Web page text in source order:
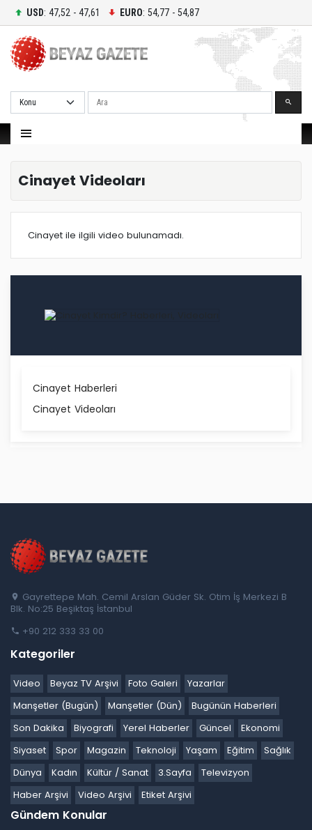
USD: 47,52 - 47,61 EURO: 54,77 - 54,87
Ara
Cinayet Videoları
Cinayet ile ilgili video bulunamadı.
Cinayet Haberleri
Cinayet Videoları
Gayrettepe Mah. Cemil Arslan Güder Sk. Otim İş Merkezi B
Blk. No:25 Beşiktaş İstanbul
+90 212 333 33 00
Kategoriler
Video Beyaz TV Arşivi Foto Galeri
Yazarlar
Manşetler (Bugün)
Manşetler (Dün)
Bugünün Haberleri
Son Dakika
Biyografi Yerel Haberler Güncel
Ekonomi
Siyaset
Spor Magazin Teknoloji Yaşam Eğitim
Sağlık
Dünya
Kadın Kültür / Sanat 3.Sayfa
Televizyon
Haber Arşivi
Video Arşivi Etiket Arşivi
Gündem Konular